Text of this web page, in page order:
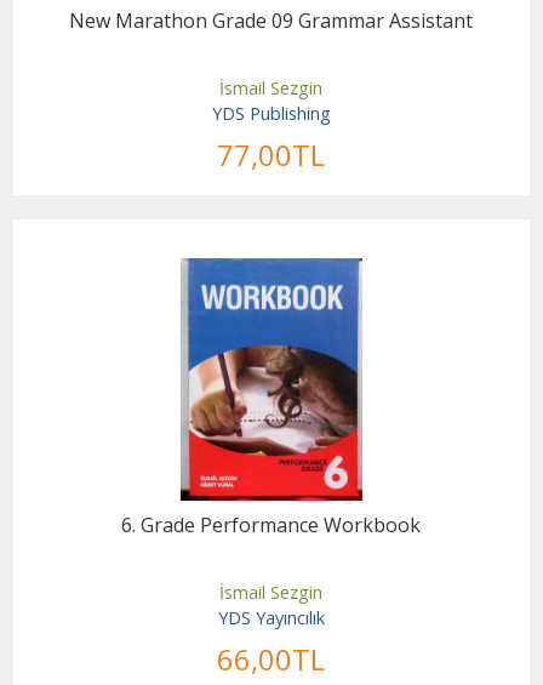
New Marathon Grade 09 Grammar Assistant
İsmail Sezgin
YDS Publishing
77,00TL
6. Grade Performance Workbook
İsmail Sezgin
YDS Yayıncılık
66,00TL